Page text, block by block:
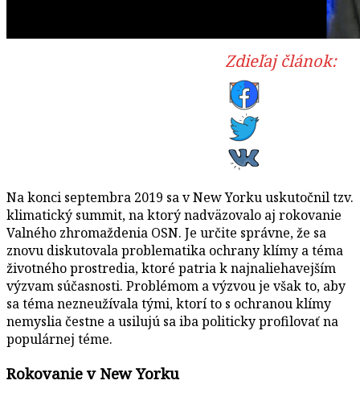
Zdieľaj článok:
Na konci septembra 2019 sa v New Yorku uskutočnil tzv.
klimatický summit, na ktorý nadväzovalo aj rokovanie
Valného zhromaždenia OSN. Je určite správne, že sa
znovu diskutovala problematika ochrany klímy a téma
životného prostredia, ktoré patria k najnaliehavejším
výzvam súčasnosti. Problémom a výzvou je však to, aby
sa téma nezneužívala tými, ktorí to s ochranou klímy
nemyslia čestne a usilujú sa iba politicky profilovať na
populárnej téme.
Rokovanie v New Yorku